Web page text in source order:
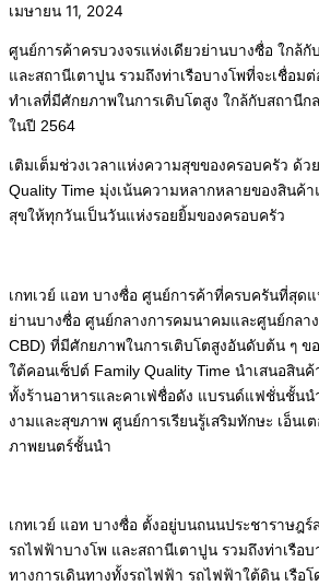
เมษายน 11, 2024
ศูนย์การค้าครบวงจรแห่งเดียวย่านบางซื่อ ใกล้กั
และสถานีเตาปูน รวมถึงท่าเรือบางโพที่จะเชื่อม
ทำเลที่มีศักยภาพในการเติบโตสูง ใกล้กับสถานีก
ในปี 2564
เติมเต็มช่วงเวลาแห่งความสุขของครอบครัว ด้ว
Quality Time มุ่งเน้นความหลากหลายของสินค้
สุขให้ทุกวันเป็นวันแห่งรอยยิ้มของครอบครัว
เกทเวย์ แอท บางซื่อ ศูนย์การค้าที่ครบครันที่สุด
ย่านบางซื่อ ศูนย์กลางการคมนาคมและศูนย์กลา
CBD) ที่มีศักยภาพในการเติบโตสูงอันดับต้น ๆ ข
ใต้คอนเซ็ปต์ Family Quality Time นำเสนอสิน
ทั้งร้านอาหารและคาเฟ่ชื่อดัง แบรนด์แฟชั่นชั้นน
งามและสุขภาพ ศูนย์การเรียนรู้เสริมทักษะ เอ็นเ
ภาพยนตร์ชั้นนำ
เกทเวย์ แอท บางซื่อ ตั้งอยู่บนถนนประชาราษฎร์
รถไฟฟ้าบางโพ และสถานีเตาปูน รวมถึงท่าเรือ
ทางการเดินทางทั้งรถไฟฟ้า รถไฟฟ้าใต้ดิน เรือโ